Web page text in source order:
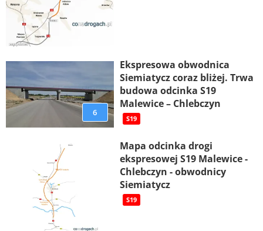
6
Ekspresowa obwodnica
Siemiatycz coraz bliżej. Trwa
budowa odcinka S19
Malewice – Chlebczyn
S19
Mapa odcinka drogi
ekspresowej S19 Malewice -
Chlebczyn - obwodnicy
Siemiatycz
S19